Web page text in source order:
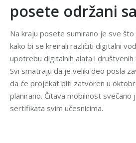
posete održani
Na kraju posete sumirano je sve
kako bi se kreirali različiti digitalni
upotrebu digitalnih alata i društvenih
Svi smatraju da je veliki deo posla
da će projekat biti zatvoren u
planirano. Čitava mobilnost svečano
sertifikata svim učesnicima.